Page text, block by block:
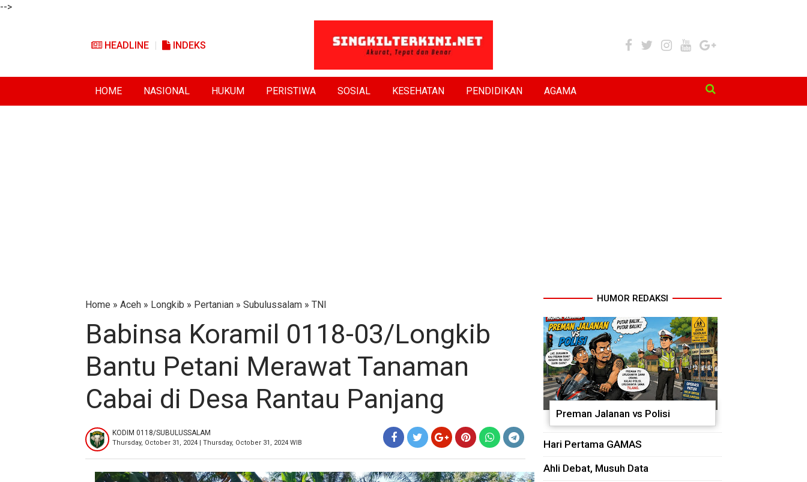
-->
HEADLINE INDEKS
HOME NASIONAL HUKUM PERISTIWA SOSIAL KESEHATAN PENDIDIKAN AGAMA
Home » Aceh » Longkib » Pertanian » Subulussalam » TNI
Babinsa Koramil 0118-03/Longkib
Bantu Petani Merawat Tanaman
Cabai di Desa Rantau Panjang
KODIM 0118/SUBULUSSALAM
Thursday, October 31, 2024 | Thursday, October 31, 2024 WIB
HUMOR REDAKSI
Preman Jalanan vs Polisi
Hari Pertama GAMAS
Ahli Debat, Musuh Data